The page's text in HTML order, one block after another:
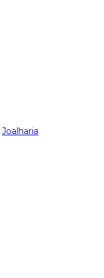
Joalharia